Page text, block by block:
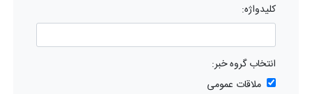
کلیدواژه:
انتخاب گروه خبر:
ملاقات عمومی